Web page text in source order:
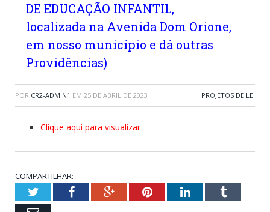
DE EDUCAÇÃO INFANTIL,
localizada na Avenida Dom Orione,
em nosso município e dá outras
Providências)
POR CR2-ADMIN1 EM 25 DE ABRIL DE 2023 PROJETOS DE LEI
Clique aqui para visualizar
COMPARTILHAR:
TwitterFacebookGoogle+PinterestLinkedInTumblr